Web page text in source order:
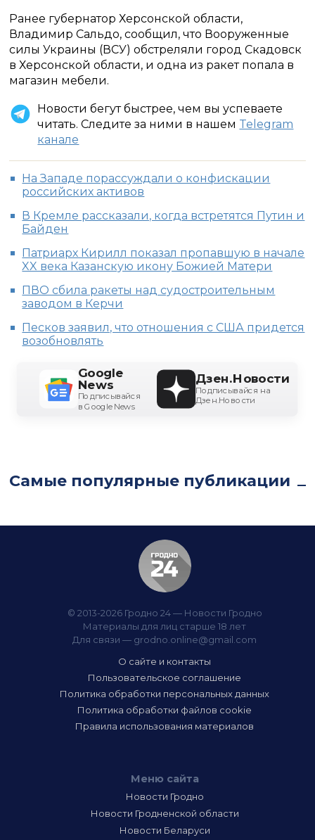
Ранее губернатор Херсонской области,
Владимир Сальдо, сообщил, что Вооруженные
силы Украины (ВСУ) обстреляли город Скадовск
в Херсонской области, и одна из ракет попала в
магазин мебели.
Новости бегут быстрее, чем вы успеваете
читать. Следите за ними в нашем Telegram
канале
На Западе порассуждали о конфискации
российских активов
В Кремле рассказали, когда встретятся Путин и
Байден
Патриарх Кирилл показал пропавшую в начале
XX века Казанскую икону Божией Матери
ПВО сбила ракеты над судостроительным
заводом в Керчи
Песков заявил, что отношения с США придется
возобновлять
Google
News
Подписывайся
в Google News
Дзен.Новости
Подписывайся на
Дзен.Новости
Самые популярные публикации
© 2013-2026 Гродно 24 — Новости Гродно
Материалы для лиц старше 18 лет
Для связи — grodno.online@gmail.com
О сайте и контакты
Пользовательское соглашение
Политика обработки персональных данных
Политика обработки файлов cookie
Правила использования материалов
Меню сайта
Новости Гродно
Новости Гродненской области
Новости Беларуси